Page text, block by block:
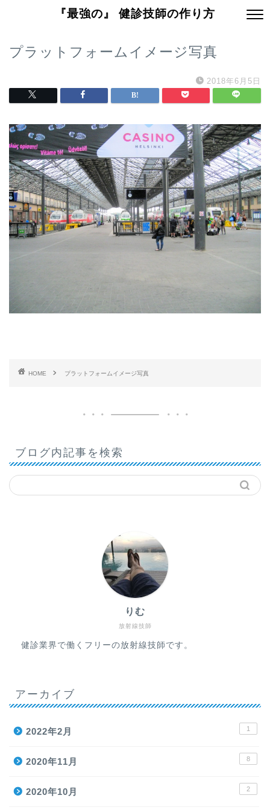
『最強の』 健診技師の作り方
プラットフォームイメージ写真
2018年6月5日
HOME プラットフォームイメージ写真
ブログ内記事を検索
放射線技師
りむ
健診業界で働くフリーの放射線技師です。
アーカイブ
2022年2月 1
2020年11月 8
2020年10月 2